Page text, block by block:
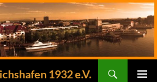
1932 e.V.